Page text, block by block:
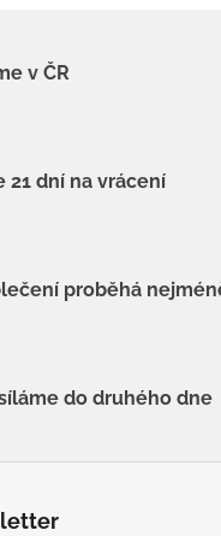
v ČR
21 dní na vrácení
proběhá
do druhého dne